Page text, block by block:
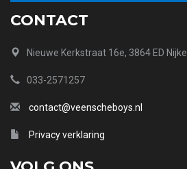
CONTACT
Nieuwe Kerkstraat 16e, 3864 ED
033-2571257
contact@veenscheboys.nl
Privacy verklaring